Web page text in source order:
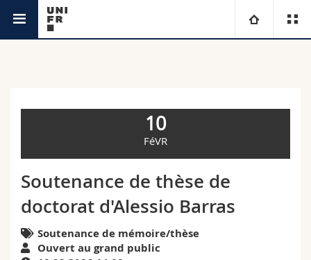
Université
Formation continue
Sciences économiques et sociales et management
Lettres et sciences humaines
Etudiants
Médias
Annuaire du personnel
Plan d'accès
10
FéVR
Soutenance de thèse de
doctorat d'Alessio Barras
Soutenance de mémoire/thèse
Ouvert au grand public